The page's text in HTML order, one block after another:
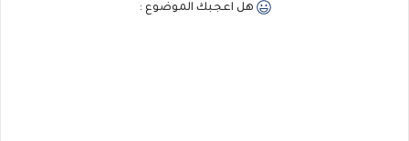
هل اعجبك الموضوع :